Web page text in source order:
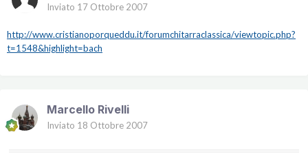
Inviato 17 Ottobre 2007
http://www.cristianoporqueddu.it/forumchitarraclassica/viewtopic.php?
t=1548&highlight=bach
Marcello Rivelli
Inviato 18 Ottobre 2007